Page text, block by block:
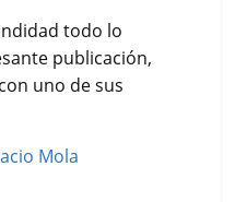
todo lo
publicación,
uno de sus